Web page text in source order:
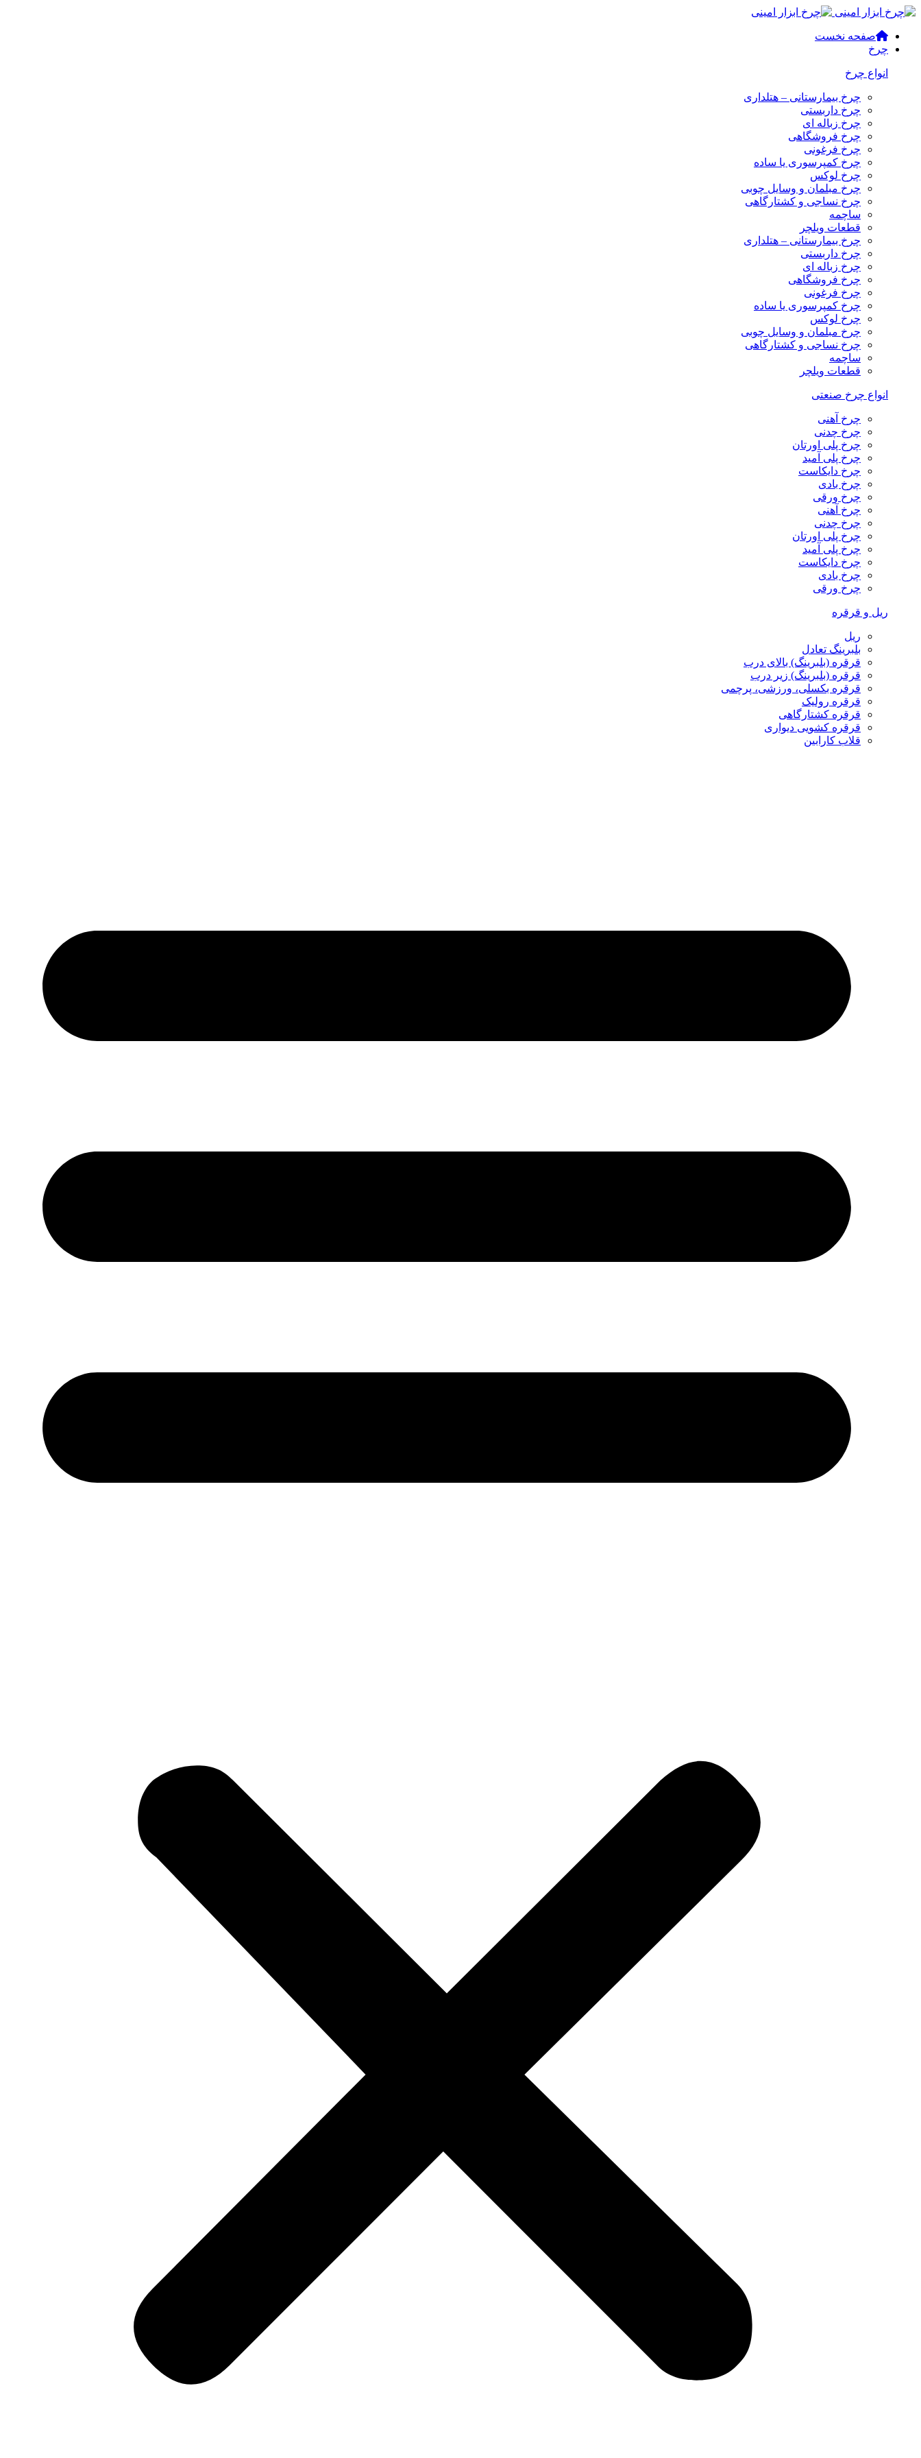
صفحه نخست
چرخ
انواع چرخ
چرخ بیمارستانی – هتلداری
چرخ داربستی
چرخ زباله ای
چرخ فروشگاهی
چرخ فرغونی
چرخ کمپرسوری یا ساده
چرخ لوکس
چرخ مبلمان و وسایل چوبی
چرخ نساجی و کشتارگاهی
ساچمه
قطعات ویلچر
چرخ بیمارستانی – هتلداری
چرخ داربستی
چرخ زباله ای
چرخ فروشگاهی
چرخ فرغونی
چرخ کمپرسوری یا ساده
چرخ لوکس
چرخ مبلمان و وسایل چوبی
چرخ نساجی و کشتارگاهی
ساچمه
قطعات ویلچر
انواع چرخ صنعتی
چرخ آهنی
چرخ چدنی
چرخ پلی اورتان
چرخ پلی آمید
چرخ دایکاست
چرخ بادی
چرخ ورقی
چرخ آهنی
چرخ چدنی
چرخ پلی اورتان
چرخ پلی آمید
چرخ دایکاست
چرخ بادی
چرخ ورقی
ریل و قرقره
ریل
بلبرینگ تعادل
قرقره (بلبرینگ) بالای درب
قرقره (بلبرینگ) زیر درب
قرقره بکسلی، ورزشی، پرچمی
قرقره رولیک
قرقره کشتارگاهی
قرقره کشویی دیواری
قلاب کارابین